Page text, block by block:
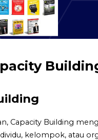
Capacity Building
kelompok, atau